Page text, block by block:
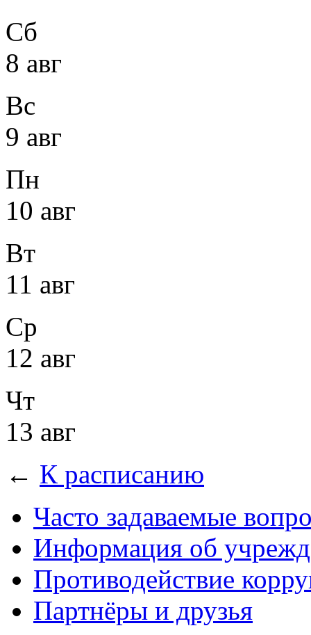
Сб
8 авг
Вс
9 авг
Пн
10 авг
Вт
11 авг
Ср
12 авг
Чт
13 авг
← К расписанию
Часто задаваемые
Информация об
Противодействие
Партнёры и друзья